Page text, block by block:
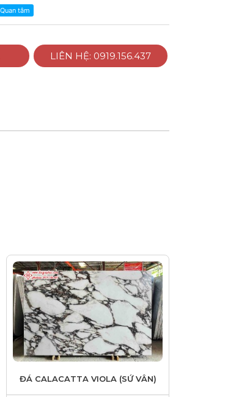
LIÊN HỆ: 0919.156.437
ĐÁ CALACATTA VIOLA (SỨ VÂN)